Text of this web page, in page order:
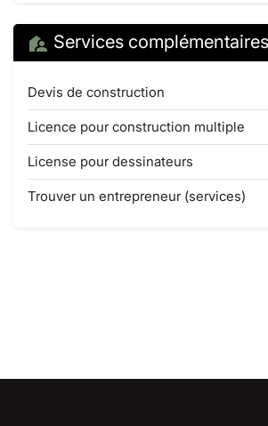
Services complémentaires
Devis de construction
Licence pour construction multiple
License pour dessinateurs
Trouver un entrepreneur (services)